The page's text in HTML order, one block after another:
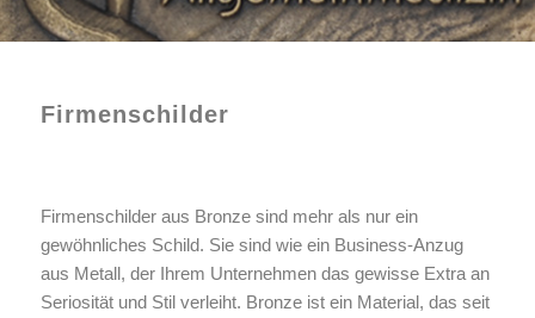
Firmenschilder
Firmenschilder aus Bronze sind mehr als nur ein
gewöhnliches Schild. Sie sind wie ein Business-Anzug
aus Metall, der Ihrem Unternehmen das gewisse Extra an
Seriosität und Stil verleiht. Bronze ist ein Material, das seit